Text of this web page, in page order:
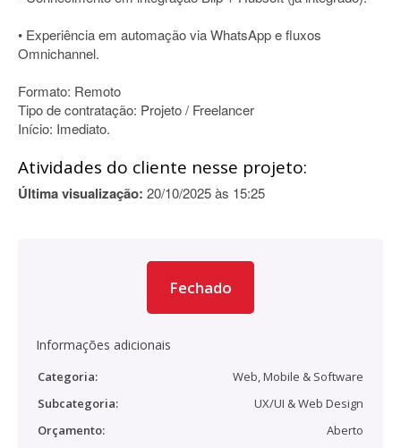
• Experiência em automação via WhatsApp e fluxos
Omnichannel.
Formato: Remoto
Tipo de contratação: Projeto / Freelancer
Início: Imediato.
Atividades do cliente nesse projeto:
Última visualização: 20/10/2025 às 15:25
Fechado
Informações adicionais
Categoria:
Web, Mobile & Software
Subcategoria:
UX/UI & Web Design
Orçamento:
Aberto